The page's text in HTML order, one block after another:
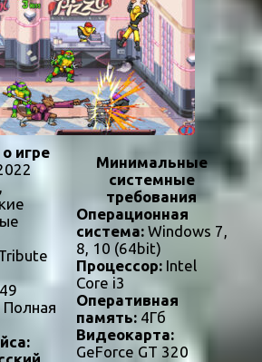
игре
Полная
Минимальные
системные
требования
Операционная
система:Windows 7,
8, 10 (64bit)
Процессор:Intel
Core i3
Оперативная
память:4Гб
Видеокарта:
GeForce GT 320